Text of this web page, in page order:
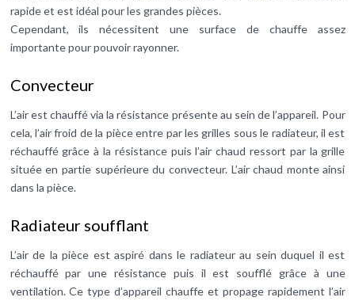
rapide et est idéal pour les grandes pièces.
Cependant, ils nécessitent une surface de chauffe assez
importante pour pouvoir rayonner.
Convecteur
L’air est chauffé via la résistance présente au sein de l’appareil. Pour
cela, l’air froid de la pièce entre par les grilles sous le radiateur, il est
réchauffé grâce à la résistance puis l’air chaud ressort par la grille
située en partie supérieure du convecteur. L’air chaud monte ainsi
dans la pièce.
Radiateur soufflant
L’air de la pièce est aspiré dans le radiateur au sein duquel il est
réchauffé par une résistance puis il est soufflé grâce à une
ventilation. Ce type d’appareil chauffe et propage rapidement l’air